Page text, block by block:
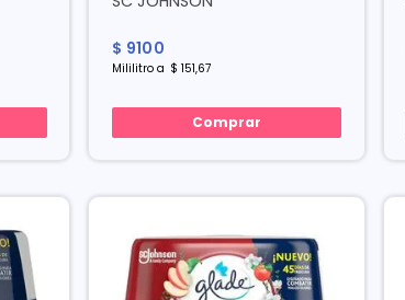
$ 9100
Mililitro a $ 151,67
Comprar